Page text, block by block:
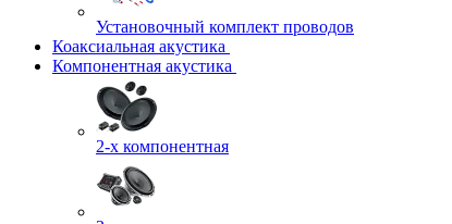
Установочный комплект проводов
Коаксиальная акустика
Компонентная акустика
2-х компонентная